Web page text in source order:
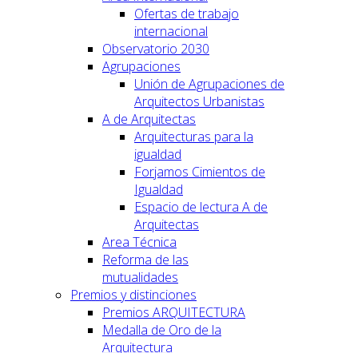
Ofertas de trabajo
internacional
Observatorio 2030
Agrupaciones
Unión de Agrupaciones de
Arquitectos Urbanistas
A de Arquitectas
Arquitecturas para la
igualdad
Forjamos Cimientos de
Igualdad
Espacio de lectura A de
Arquitectas
Area Técnica
Reforma de las
mutualidades
Premios y distinciones
Premios ARQUITECTURA
Medalla de Oro de la
Arquitectura